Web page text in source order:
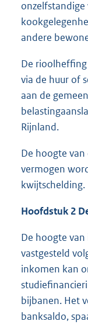
andere
De
via de huur of
aan de
Rijnland.
De hoogte
vermogen
kwijtschelding.
Hoofdstuk 2
De hoogte
vastgesteld
inkomen kan
bijbanen. Het
banksaldo,